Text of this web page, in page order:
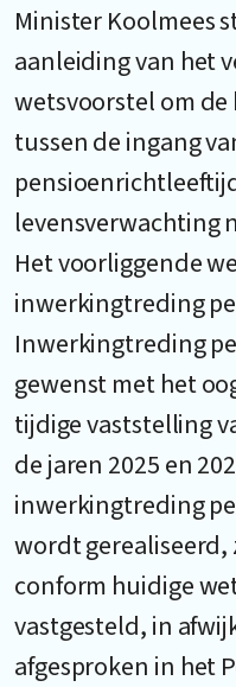
Minister Koolmees
aanleiding van het
wetsvoorstel om
tussen de ingang
levensverwachting
Het voorliggende
inwerkingtreding
Inwerkingtreding
gewenst met het
tijdige vaststelling
de jaren 2025 en
inwerkingtreding
wordt gerealiseerd,
conform huidige
vastgesteld, in
afgesproken in het